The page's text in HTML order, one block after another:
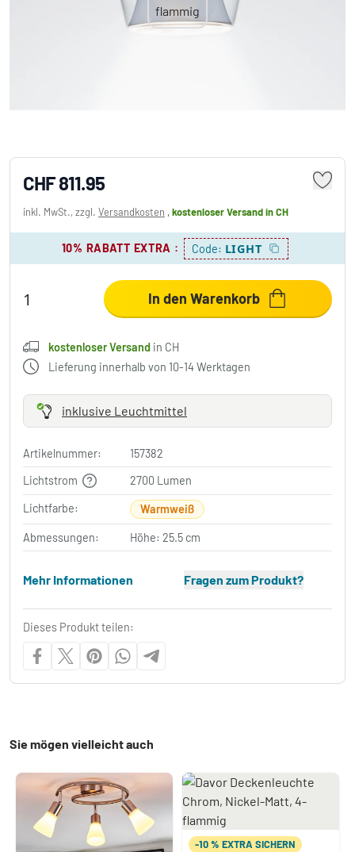
CHF 811.95
inkl. MwSt., zzgl. Versandkosten ,kostenloser Versandin CH
10% RABATT EXTRA : Code: LIGHT
In den Warenkorb
kostenloser Versand in CH
Lieferung innerhalb von 10-14 Werktagen
inklusive Leuchtmittel
Artikelnummer:
157382
Lichtstrom
2700 Lumen
Lichtfarbe: Warmweiß
Abmessungen: Höhe: 25.5 cm
Mehr Informationen Fragen zum Produkt?
Dieses Produkt teilen:
Sie mögen vielleicht auch
-10 % EXTRA SICHERN